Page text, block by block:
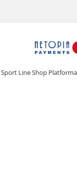
Sport Line Shop